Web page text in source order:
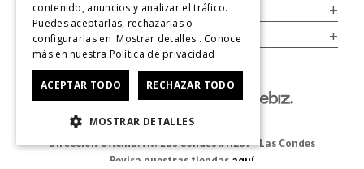
Legal +
Cuenta +
Dirección Oficina: Av. Las Condes #11281 - Las Condes
Revisa nuestras tiendas aquí
contenido, anuncios y analizar el tráfico.
Puedes aceptarlas, rechazarlas o
configurarlas en 'Mostrar detalles'. Conoce
más en nuestra Política de privacidad
ACEPTAR TODO RECHAZAR TODO
MOSTRAR DETALLES